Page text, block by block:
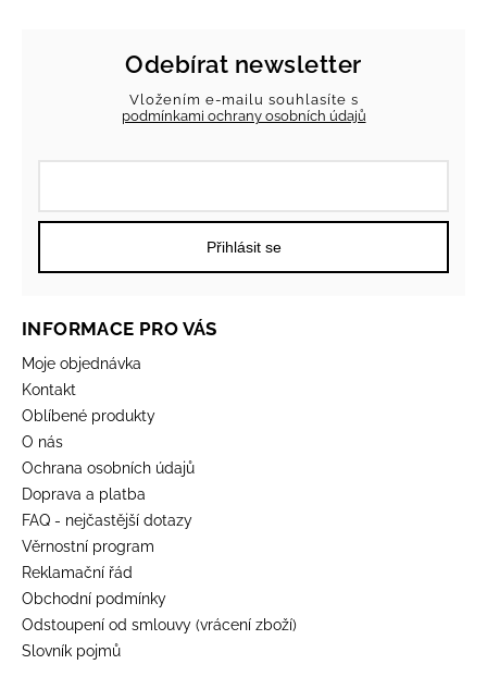
Odebírat newsletter
Vložením e-mailu souhlasíte s
podmínkami ochrany osobních údajů
Přihlásit se
INFORMACE PRO VÁS
Moje objednávka
Kontakt
Oblíbené produkty
O nás
Ochrana osobních údajů
Doprava a platba
FAQ - nejčastější dotazy
Věrnostní program
Reklamační řád
Obchodní podmínky
Odstoupení od smlouvy (vrácení zboží)
Slovník pojmů